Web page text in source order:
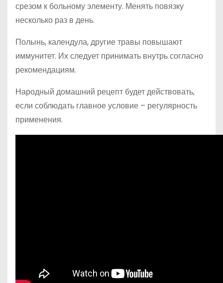
срезом к больному элементу. Менять повязку
несколько раз в день.
Полынь, календула, другие травы повышают
иммунитет. Их следует принимать внутрь согласно
рекомендациям.
Народный домашний рецепт будет действовать,
если соблюдать главное условие – регулярность
применения.